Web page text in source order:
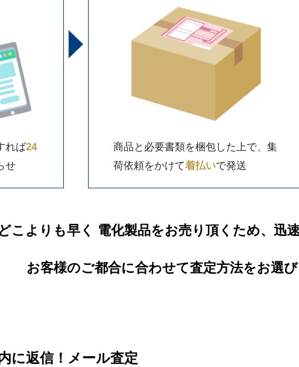
れば24
せ
商品と必要書類を梱包した上で、集
荷依頼をかけて着払いで発送
こよりも早く 電化製品をお売り頂くため、迅
お客様のご都合に合わせて査定方法をお選び
に返信！メール査定